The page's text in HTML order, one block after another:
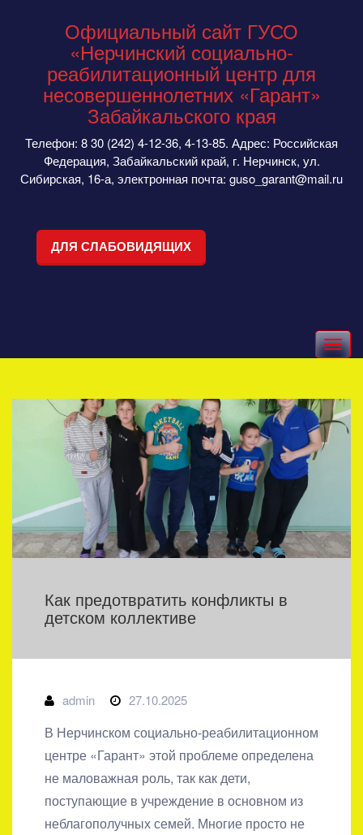
Официальный сайт ГУСО
«Нерчинский социально-
реабилитационный центр для
несовершеннолетних «Гарант»
Забайкальского края
Телефон: 8 30 (242) 4-12-36, 4-13-85. Адрес: Российская
Федерация, Забайкальский край, г. Нерчинск, ул.
Сибирская, 16-а, электронная почта: guso_garant@mail.ru
ДЛЯ СЛАБОВИДЯЩИХ
Toggle
navigation
Как предотвратить конфликты в
детском коллективе
admin 27.10.2025
В Нерчинском социально-реабилитационном
центре «Гарант» этой проблеме определена
не маловажная роль, так как дети,
поступающие в учреждение в основном из
неблагополучных семей. Многие просто не